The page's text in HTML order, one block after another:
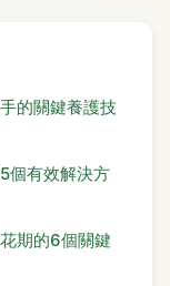
的關鍵養護技
個有效解決方
期的6個關鍵